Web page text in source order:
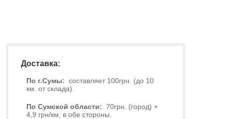
Доставка:
По г.Сумы: составляет 100грн. (до 10
км. от склада).
По Сумской области: 70грн. (город) +
4,9 грн/км, в обе стороны.